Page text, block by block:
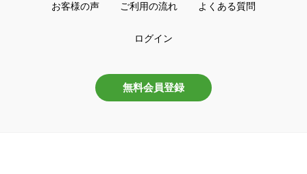
お客様の声 ご利用の流れ よくある質問
ログイン
無料会員登録